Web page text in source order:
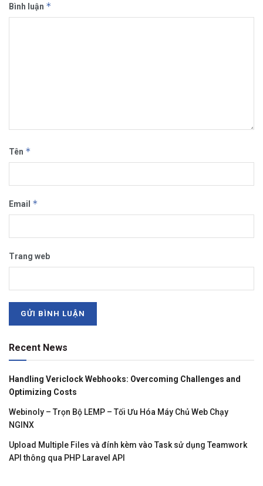
Bình luận *
Tên *
Email *
Trang web
Recent News
Handling Vericlock Webhooks: Overcoming Challenges and
Optimizing Costs
Webinoly – Trọn Bộ LEMP – Tối Ưu Hóa Máy Chủ Web Chạy
NGINX
Upload Multiple Files và đính kèm vào Task sử dụng Teamwork
API thông qua PHP Laravel API